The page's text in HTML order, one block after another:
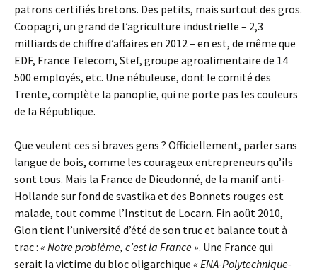
patrons certifiés bretons. Des petits, mais surtout des gros.
Coopagri, un grand de l’agriculture industrielle – 2,3
milliards de chiffre d’affaires en 2012 – en est, de même que
EDF, France Telecom, Stef, groupe agroalimentaire de 14
500 employés, etc. Une nébuleuse, dont le comité des
Trente, complète la panoplie, qui ne porte pas les couleurs
de la République.
Que veulent ces si braves gens ? Officiellement, parler sans
langue de bois, comme les courageux entrepreneurs qu’ils
sont tous. Mais la France de Dieudonné, de la manif anti-
Hollande sur fond de svastika et des Bonnets rouges est
malade, tout comme l’Institut de Locarn. Fin août 2010,
Glon tient l’université d’été de son truc et balance tout à
trac : « Notre problème, c’est la France ». Une France qui
serait la victime du bloc oligarchique « ENA-Polytechnique-